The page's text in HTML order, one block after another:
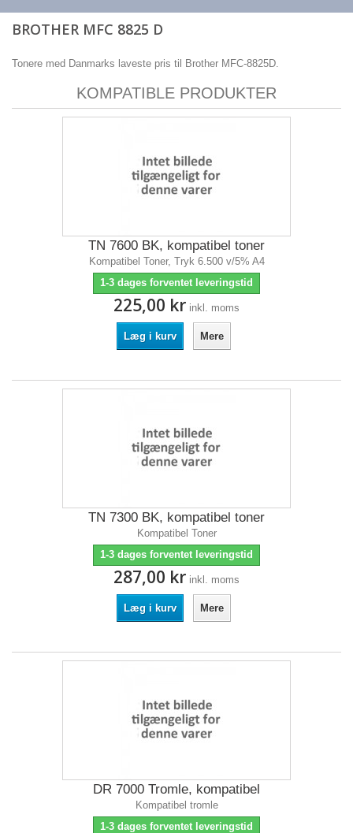
BROTHER MFC 8825 D
Tonere med Danmarks laveste pris til Brother MFC-8825D.
KOMPATIBLE PRODUKTER
TN 7600 BK, kompatibel toner
Kompatibel Toner, Tryk 6.500 v/5% A4
1-3 dages forventet leveringstid
225,00 kr inkl. moms
Læg i kurv Mere
TN 7300 BK, kompatibel toner
Kompatibel Toner
1-3 dages forventet leveringstid
287,00 kr inkl. moms
Læg i kurv Mere
DR 7000 Tromle, kompatibel
Kompatibel tromle
1-3 dages forventet leveringstid